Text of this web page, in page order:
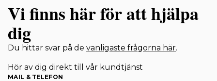
Vi finns här för att hjälpa
dig
Du hittar svar på de vanligaste frågorna här.
Hör av dig direkt till vår kundtjänst
MAIL & TELEFON